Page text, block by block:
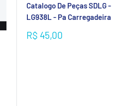
Catalogo De Peças SDLG -
LG938L - Pa Carregadeira
Preço
R$ 45,00